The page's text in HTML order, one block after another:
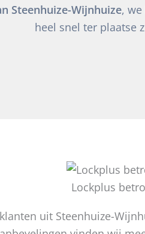
Steenhuize-Wijnhuize,
heel snel ter plaatse
Lockplus
uit Steenhuize-